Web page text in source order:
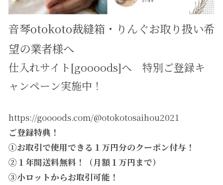
音琴otokoto裁縫箱・りんぐお取り扱い希
望の業者様へ
仕入れサイト[goooods]へ 特別ご登録キ
ャンペーン実施中！
https://goooods.com/@otokotosaihou2021
ご登録特典！
①お取引で使用できる１万円分のクーポン付与！
➁１年間送料無料！（月額１万円まで）
③小ロットからお取引可能！